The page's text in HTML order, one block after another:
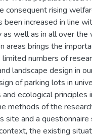
consequent rising
been increased in line
as well as in all over
areas brings the
numbers of
landscape design in
of parking lots in
ecological principles
methods of the
site and a
the existing